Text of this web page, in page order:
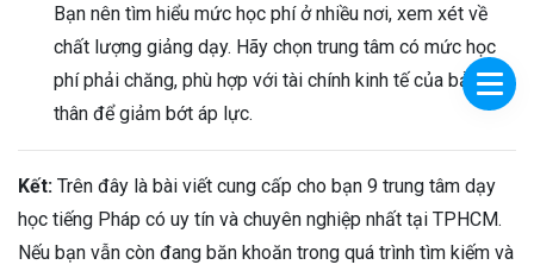
Bạn nên tìm hiểu mức học phí ở nhiều nơi, xem xét về
chất lượng giảng dạy. Hãy chọn trung tâm có mức học
phí phải chăng, phù hợp với tài chính kinh tế của bản
thân để giảm bớt áp lực.
Kết: Trên đây là bài viết cung cấp cho bạn 9 trung tâm dạy
học tiếng Pháp có uy tín và chuyên nghiệp nhất tại TPHCM.
Nếu bạn vẫn còn đang băn khoăn trong quá trình tìm kiếm và